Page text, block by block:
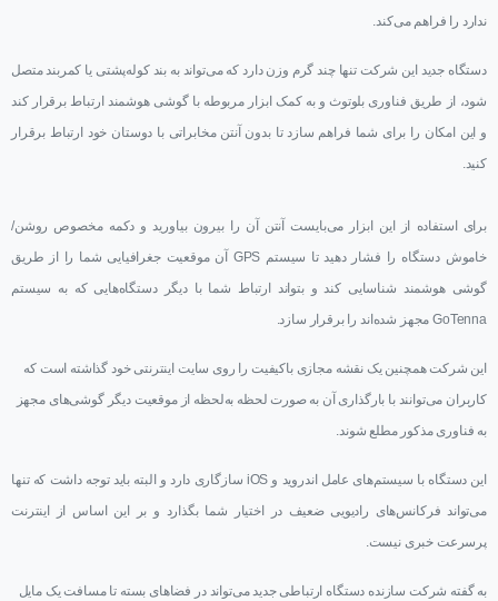
ندارد را فراهم می‌کند.
دستگاه جدید این شرکت تنها چند گرم وزن دارد که می‌تواند به بند کوله‌پشتی یا کمربند متصل
شود، از طریق فناوری بلوتوث و به کمک ابزار مربوطه با گوشی هوشمند ارتباط برقرار کند
و این امکان را برای شما فراهم سازد تا بدون آنتن مخابراتی با دوستان خود ارتباط برقرار
کنید.
برای استفاده از این ابزار می‌بایست آنتن آن را بیرون بیاورید و دکمه مخصوص روشن/
خاموش دستگاه را فشار دهید تا سیستم GPS آن موقعیت جغرافیایی شما را از طریق
گوشی هوشمند شناسایی کند و بتواند ارتباط شما با دیگر دستگاه‌هایی که به سیستم
GoTenna مجهز شده‌اند را برقرار سازد.
این شرکت همچنین یک نقشه مجازی باکیفیت را روی سایت اینترنتی خود گذاشته است که
کاربران می‌توانند با بارگذاری آن به صورت لحظه به‌لحظه از موقعیت دیگر گوشی‌های مجهز
به فناوری مذکور مطلع شوند.
این دستگاه با سیستم‌های عامل اندروید و iOS سازگاری دارد و البته باید توجه داشت که تنها
می‌تواند فرکانس‌های رادیویی ضعیف در اختیار شما بگذارد و بر این اساس از اینترنت
پرسرعت خبری نیست.
به گفته شرکت سازنده دستگاه ارتباطی جدید می‌تواند در فضاهای بسته تا مسافت یک مایل